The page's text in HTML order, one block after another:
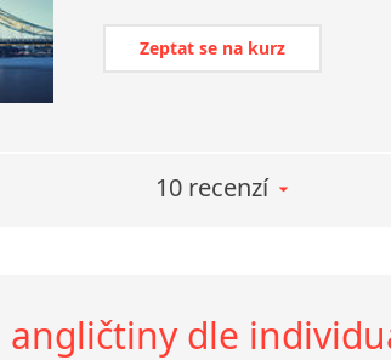
Zeptat se na kurz
10 recenzí
angličtiny dle